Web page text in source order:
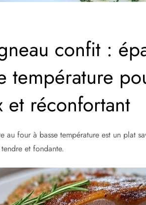
confit :
température
et réconfortant
au four à basse température est un plat
et fondante.